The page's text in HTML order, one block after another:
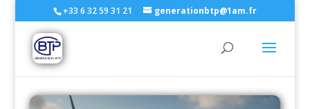
+33 6 32 59 31 21 generationbtp@1am.fr